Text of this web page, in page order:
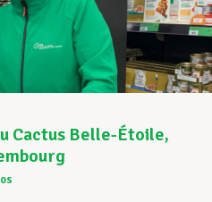
Cactus Belle-Étoile,